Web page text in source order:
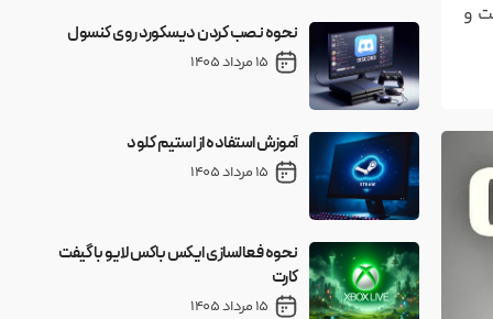
و
نحوه نصب کردن دیسکورد روی کنسول
15 مرداد 1405
آموزش استفاده از استیم کلود
15 مرداد 1405
نحوه فعالسازی ایکس باکس لایو با گیفت
کارت
15 مرداد 1405